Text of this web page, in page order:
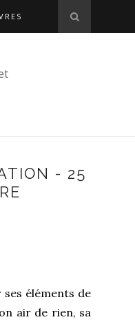
- 25
éléments de
air de rien, sa